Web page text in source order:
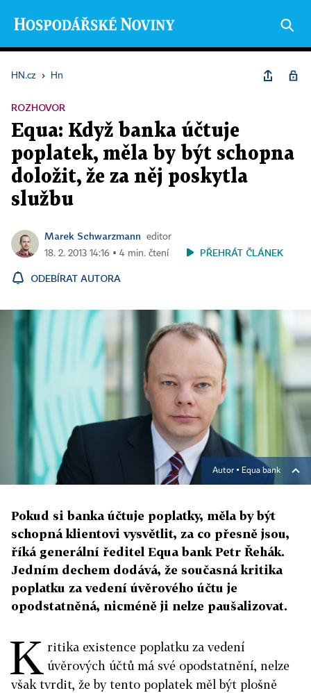
HN.cz › Hn
ROZHOVOR
Equa: Když banka účtuje
poplatek, měla by být schopna
doložit, že za něj poskytla
službu
Marek Schwarzmann
editor
18. 2. 2013 14:16 ▪ 4 min. čtení
PŘEHRÁT ČLÁNEK
ODEBÍRAT AUTORA
Autor ▪ Equa bank
Pokud si banka účtuje poplatky, měla by být
schopná klientovi vysvětlit, za co přesně jsou,
říká generální ředitel Equa bank Petr Řehák.
Jedním dechem dodává, že současná kritika
poplatku za vedení úvěrového účtu je
opodstatněná, nicméně ji nelze paušalizovat.
K ritika existence poplatku za vedení
úvěrových účtů má své opodstatnění, nelze
však tvrdit, že by tento poplatek měl být plošně